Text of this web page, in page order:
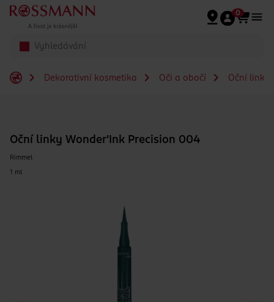
Přeskočit na hlavmní obsah
0
Dekorativní kosmetika Oči a obočí Oční linky
Oční linky Wonder'Ink Precision 004
Rimmel
1 ml